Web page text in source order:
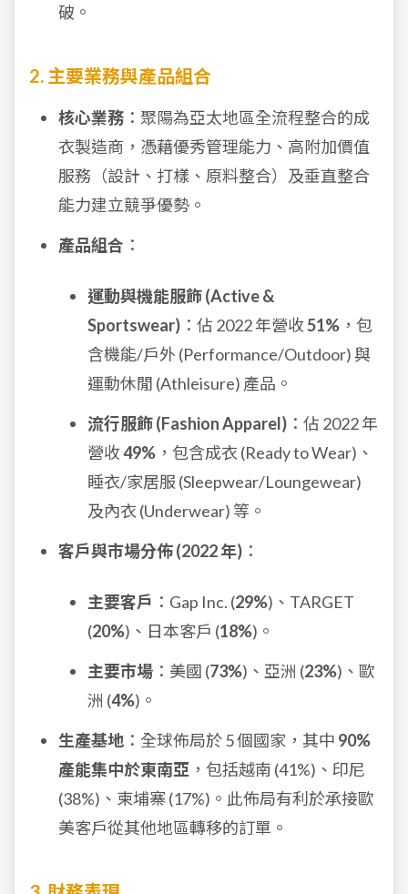
破。
2. 主要業務與產品組合
核心業務 ：聚陽為亞太地區全流程整合的成
衣製造商，憑藉優秀管理能力、高附加價值
服務（設計、打樣、原料整合）及垂直整合
能力建立競爭優勢。
產品組合 ：
運動與機能服飾 (Active &
Sportswear) ：佔 2022 年營收51% ，包
含機能/戶外 (Performance/Outdoor) 與
運動休閒 (Athleisure) 產品。
流行服飾 (Fashion Apparel) ：佔 2022 年
營收49% ，包含成衣 (Ready to Wear)、
睡衣/家居服 (Sleepwear/Loungewear)
及內衣 (Underwear) 等。
客戶與市場分佈 (2022 年) ：
主要客戶 ：Gap Inc. (29%)、TARGET
(20%)、日本客戶 (18%)。
主要市場 ：美國 (73%)、亞洲 (23%)、歐
洲 (4%)。
生產基地 ：全球佈局於 5 個國家，其中 90%
產能集中於東南亞 ，包括越南 (41%)、印尼
(38%)、柬埔寨 (17%)。此佈局有利於承接歐
美客戶從其他地區轉移的訂單。